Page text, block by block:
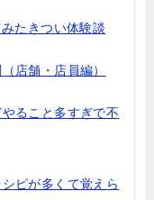
たきつい体験談
店舗・店員編）
ること多すぎで不
ピが多くて覚えら